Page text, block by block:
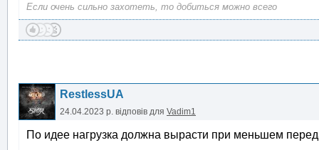
Если очень сильно захотеть, то добиться можно всего
RestlessUA
24.04.2023 р. відповів для Vadim1
По идее нагрузка должна вырасти при меньшем